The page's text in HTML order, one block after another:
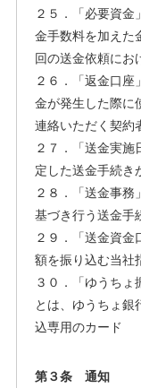
２５．「必要資金
金手数料を加えた
回の送金依頼にお
２６．「返金口座
金が発生した際に
連絡いただく契約
２７．「送金実施
定した送金手続き
２８．「送金事務
基づき行う送金手
２９．「送金資金
額を振り込む当社
３０．「ゆうちょ
とは、ゆうちょ銀
込専用のカード
第３条 通知